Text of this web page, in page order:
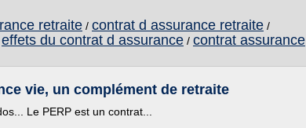
retraite / contrat d assurance retraite /
effets du contrat d assurance / contrat assurance
vie, un complément de retraite
Le PERP est un contrat...